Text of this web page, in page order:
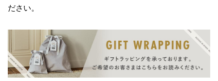
ださい。